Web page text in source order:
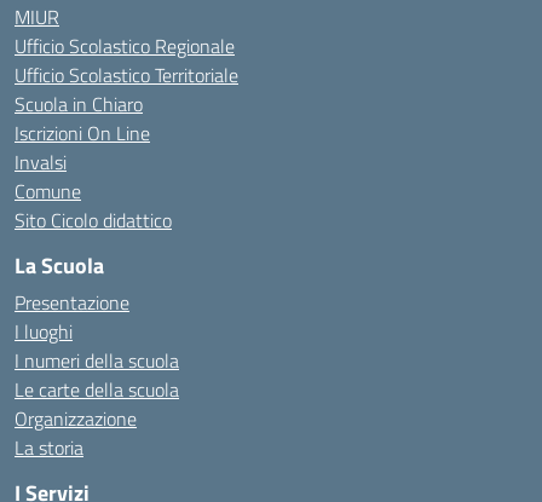
MIUR
Ufficio Scolastico Regionale
Ufficio Scolastico Territoriale
Scuola in Chiaro
Iscrizioni On Line
Invalsi
Comune
Sito Cicolo didattico
La Scuola
Presentazione
I luoghi
I numeri della scuola
Le carte della scuola
Organizzazione
La storia
I Servizi